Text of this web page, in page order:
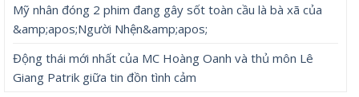
Mỹ nhân đóng 2 phim đang gây sốt toàn cầu là bà xã của
&amp;apos;Người Nhện&amp;apos;
Động thái mới nhất của MC Hoàng Oanh và thủ môn Lê
Giang Patrik giữa tin đồn tình cảm